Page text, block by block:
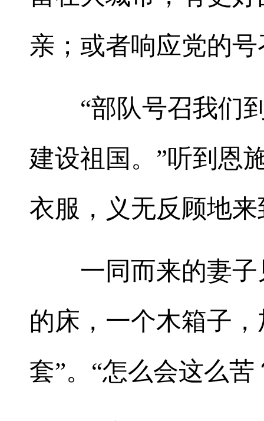
亲；或者响应党的
“部队号召我们到
建设祖国。”听到恩
衣服，义无反顾地
一同而来的妻子
的床，一个木箱子
套”。“怎么会这么苦